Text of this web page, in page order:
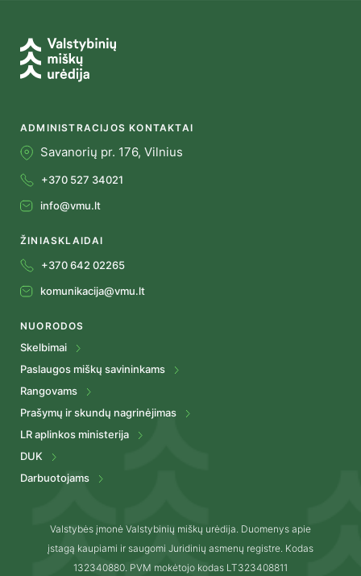
ADMINISTRACIJOS KONTAKTAI
Savanorių pr. 176, Vilnius
+370 527 34021
info@vmu.lt
ŽINIASKLAIDAI
+370 642 02265
komunikacija@vmu.lt
NUORODOS
Skelbimai
Paslaugos miškų savininkams
Rangovams
Prašymų ir skundų nagrinėjimas
LR aplinkos ministerija
DUK
Darbuotojams
Valstybės įmonė Valstybinių miškų urėdija. Duomenys apie
įstagą kaupiami ir saugomi Juridinių asmenų registre. Kodas
132340880. PVM mokėtojo kodas LT323408811